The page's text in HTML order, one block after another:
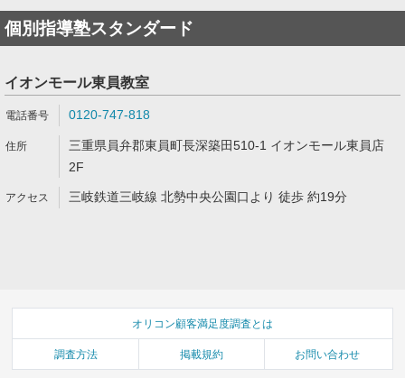
個別指導塾スタンダード
イオンモール東員教室
0120-747-818
三重県員弁郡東員町長深築田510-1 イオンモール東員店
2F
三岐鉄道三岐線 北勢中央公園口より 徒歩 約19分
オリコン顧客満足度調査とは
調査方法 掲載規約 お問い合わせ